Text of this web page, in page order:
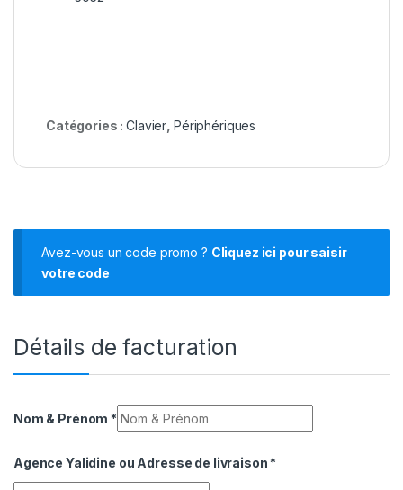
Catégories :Clavier Périphériques
Avez-vous un code promo ? Cliquez ici pour saisir
votre code
Détails de facturation
Nom & Prénom *
Agence Yalidine ou Adresse de livraison *